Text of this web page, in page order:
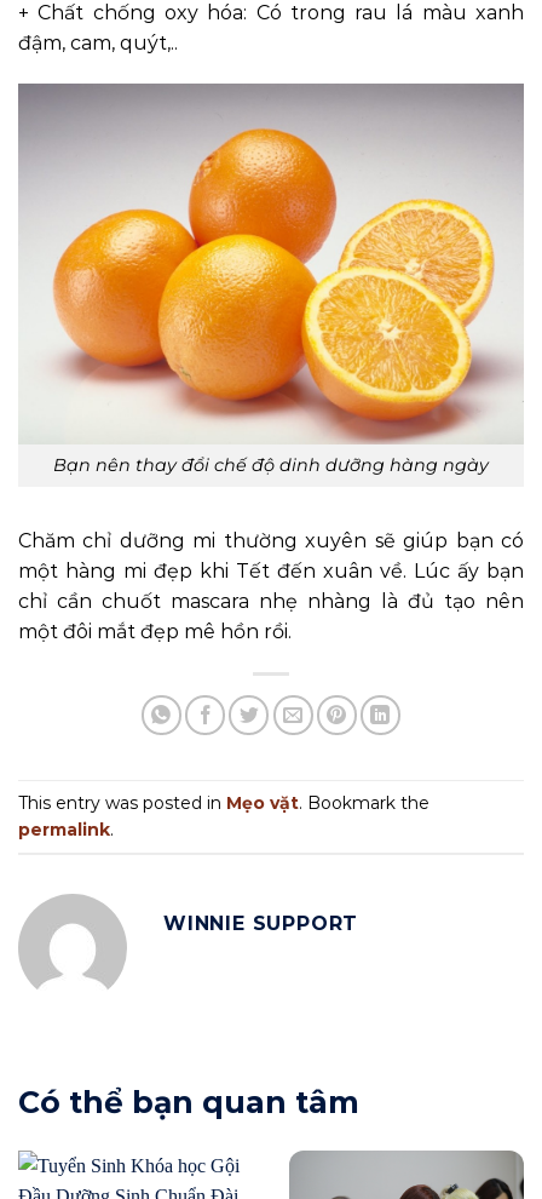
+ Chất chống oxy hóa: Có trong rau lá màu xanh
đậm, cam, quýt,..
Bạn nên thay đổi chế độ dinh dưỡng hàng ngày
Chăm chỉ dưỡng mi thường xuyên sẽ giúp bạn có
một hàng mi đẹp khi Tết đến xuân về. Lúc ấy bạn
chỉ cần chuốt mascara nhẹ nhàng là đủ tạo nên
một đôi mắt đẹp mê hồn rồi.
This entry was posted in Mẹo vặt. Bookmark the
permalink.
WINNIE SUPPORT
Có thể bạn quan tâm